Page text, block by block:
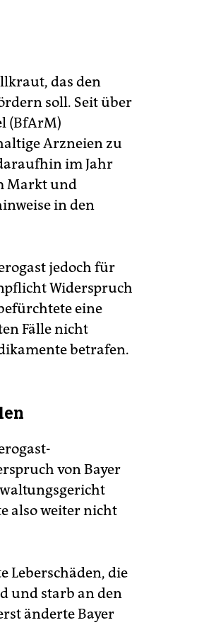
das den
soll. Seit über
(BfArM)
Arzneien zu
im Jahr
Markt und
in den
jedoch für
Widerspruch
eine
Fälle nicht
betrafen.
von Bayer
also weiter nicht
Leberschäden, die
und starb an den
änderte Bayer